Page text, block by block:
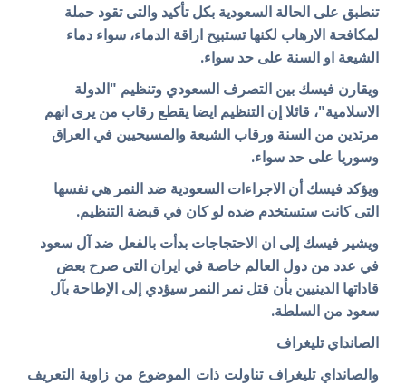
تنطبق على الحالة السعودية بكل تأكيد والتى تقود حملة
لمكافحة الارهاب لكنها تستبيح اراقة الدماء، سواء دماء
الشيعة او السنة على حد سواء.
ويقارن فيسك بين التصرف السعودي وتنظيم "الدولة
الاسلامية"، قائلا إن التنظيم ايضا يقطع رقاب من يرى انهم
مرتدين من السنة ورقاب الشيعة والمسيحيين في العراق
وسوريا على حد سواء.
ويؤكد فيسك أن الاجراءات السعودية ضد النمر هي نفسها
التى كانت ستستخدم ضده لو كان في قبضة التنظيم.
ويشير فيسك إلى ان الاحتجاجات بدأت بالفعل ضد آل سعود
في عدد من دول العالم خاصة في ايران التى صرح بعض
قاداتها الدينيين بأن قتل نمر النمر سيؤدي إلى الإطاحة بآل
سعود من السلطة.
الصانداي تليغراف
والصانداي تليغراف تناولت ذات الموضوع من زاوية التعريف